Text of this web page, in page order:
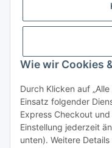
Wie wir Cookies
Durch Klicken auf
Einsatz folgender
Express Checkout
Einstellung jederzeit
unten). Weitere
Informationen
Gesetzliche